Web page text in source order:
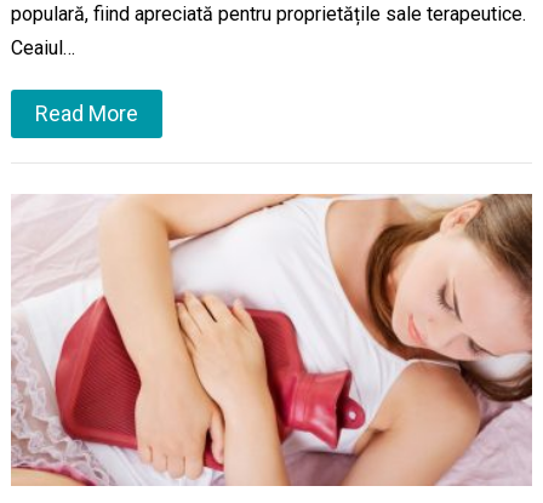
populară, fiind apreciată pentru proprietățile sale terapeutice.
Ceaiul…
Read More